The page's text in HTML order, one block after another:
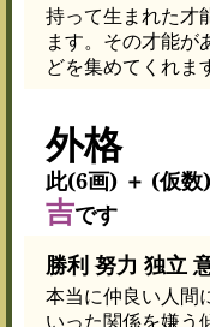
持って生まれた才
ます。その才能が
どを集めてくれま
外格
此(6画) ＋ (仮数
吉です
勝利 努力 独立
本当に仲良い人間
いった関係を嫌う